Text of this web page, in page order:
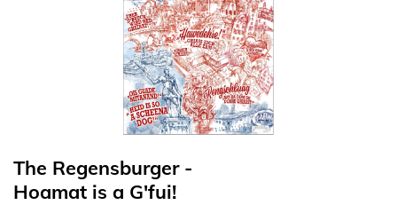
The Regensburger -
Hoamat is a G'fui!